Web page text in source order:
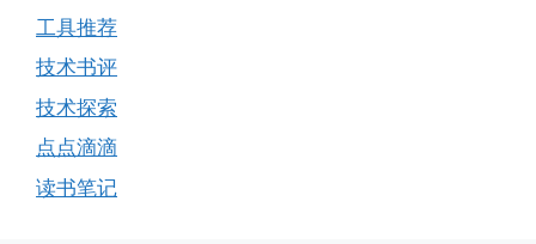
工具推荐
技术书评
技术探索
点点滴滴
读书笔记